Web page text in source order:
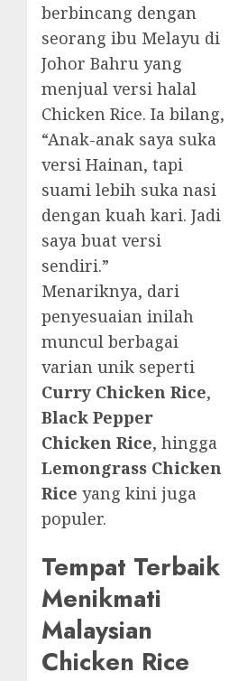
berbincang dengan
seorang ibu Melayu di
Johor Bahru yang
menjual versi halal
Chicken Rice. Ia bilang,
“Anak-anak saya suka
versi Hainan, tapi
suami lebih suka nasi
dengan kuah kari. Jadi
saya buat versi
sendiri.”
Menariknya, dari
penyesuaian inilah
muncul berbagai
varian unik seperti
Curry Chicken Rice,
Black Pepper
Chicken Rice, hingga
Lemongrass Chicken
Rice yang kini juga
populer.
Tempat Terbaik
Menikmati
Malaysian
Chicken Rice